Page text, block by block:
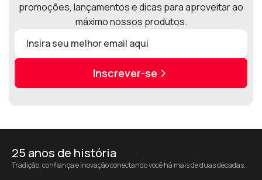
promoções, lançamentos e dicas para aproveitar ao
máximo nossos produtos.
Inscrever-se
25 anos de história
Tradição, confiança e inovação conectando você há mais de duas décadas.